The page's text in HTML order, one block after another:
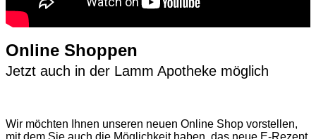
Online Shoppen
Jetzt auch in der Lamm Apotheke möglich
Wir möchten Ihnen unseren neuen Online Shop vorstellen,